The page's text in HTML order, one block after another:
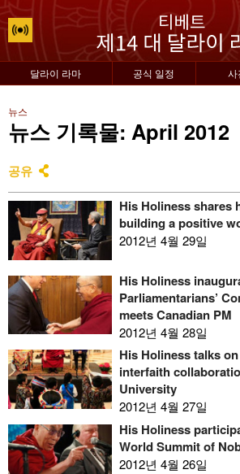
달라이 라마 공식 일정 사
뉴스
뉴스 기록물: April 2012
공유
His Holiness shares
building a positive
2012년 4월 29일
His Holiness
Parliamentarians’
meets Canadian PM
2012년 4월 28일
His Holiness talks
interfaith
University
2012년 4월 27일
His Holiness
World Summit of
2012년 4월 26일